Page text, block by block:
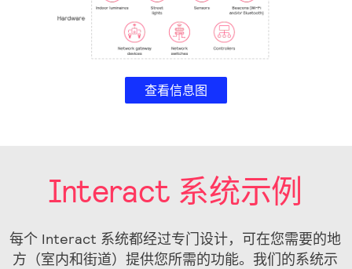
查看信息图
Interact 系统示例
每个 Interact 系统都经过专门设计，可在您需要的地
方（室内和街道）提供您所需的功能。我们的系统示